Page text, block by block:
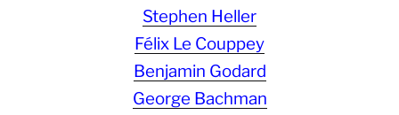
Stephen Heller
Félix Le Couppey
Benjamin Godard
George Bachman